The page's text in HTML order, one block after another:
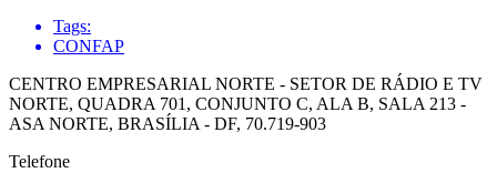
Tags:
CONFAP
CENTRO EMPRESARIAL NORTE - SETOR DE RÁDIO E TV
NORTE, QUADRA 701, CONJUNTO C, ALA B, SALA 213 -
ASA NORTE, BRASÍLIA - DF, 70.719-903
Telefone